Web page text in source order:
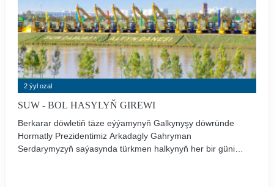
2 ýyl ozal
SUW - BOL HASYLYŇ GIREWI
Berkarar döwletiň täze eýýamynyň Galkynyşy döwründe
Hormatly Prezidentimiz Arkadagly Gahryman
Serdarymyzyň saýasynda türkmen halkynyň her bir güni